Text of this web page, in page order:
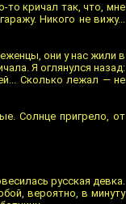
то кричал так, что, мне
Никого не вижу...
они у нас жили в
Я оглянулся назад:
Сколько лежал — не
Солнце пригрело, от
русская девка.
вероятно, в минуту